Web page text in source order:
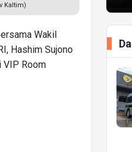
Kaltim)
Wakil
Hashim Sujono
VIP Room